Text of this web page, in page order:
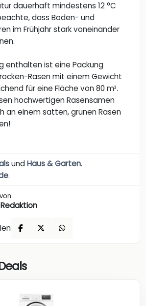
dauerhaft mindestens 12 °C
dass Boden- und
im Frühjahr stark voneinander
enthalten ist eine Packung
Rasen mit einem Gewicht
für eine Fläche von 80 m².
hochwertigen Rasensamen
an einem satten, grünen Rasen
undHaus & Garten.
.